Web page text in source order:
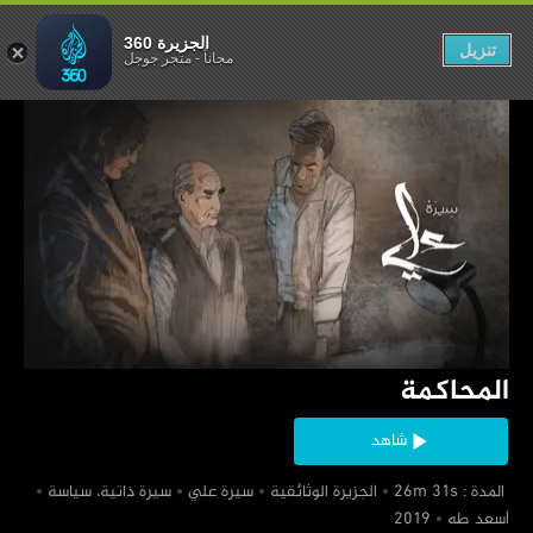
‏المحاكمة
شاهد
‏ المدة : 26m 31s
‏الجزيرة الوثائقية ‏سيرة علي
‏سيرة ذاتية، سياسة
‏أسعد طه
المحاكمة
الجزيرة 360
مجاناً-متجر جوجل تنزيل